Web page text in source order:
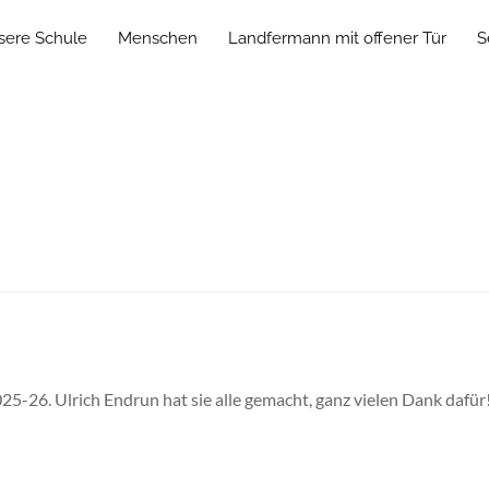
Schule Menschen Landfermann mit offener Tür
26. Ulrich Endrun hat sie alle gemacht, ganz vielen Dank